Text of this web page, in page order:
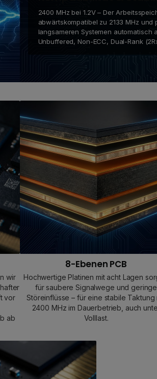
2400 MHz bei 1.2V – Der
abwärtskompatibel zu 2133 MHz und
langsameren Systemen automatisch
Unbuffered, Non-ECC, Dual-Rank
wir
vor
ab
8-Ebenen PCB
Hochwertige Platinen mit acht Lagen
für saubere Signalwege und geringe
Störeinflüsse – für eine stabile Taktung
2400 MHz im Dauerbetrieb, auch
Volllast.